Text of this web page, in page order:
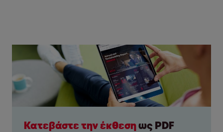
Κατεβάστε την έκθεσηως PDF